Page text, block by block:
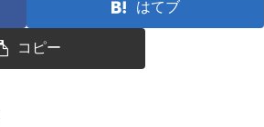
はてブ
コピー